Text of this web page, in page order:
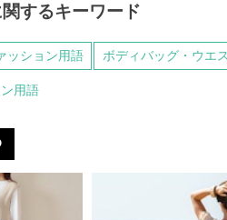
するキーワード
ッション用語 ボディバッグ・ウエ
用語